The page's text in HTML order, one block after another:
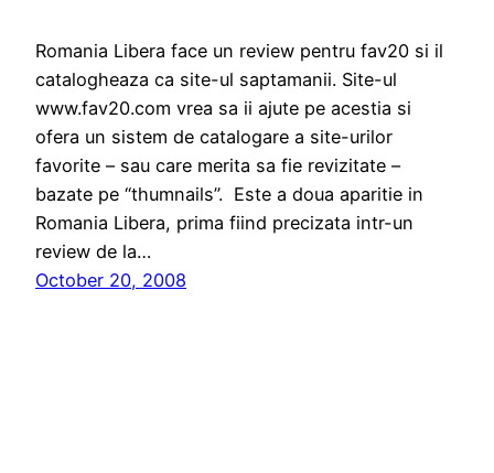
Romania Libera face un review pentru fav20 si il
catalogheaza ca site-ul saptamanii. Site-ul
www.fav20.com vrea sa ii ajute pe acestia si
ofera un sistem de catalogare a site-urilor
favorite – sau care merita sa fie revizitate –
bazate pe “thumnails”. Este a doua aparitie in
Romania Libera, prima fiind precizata intr-un
review de la…
October 20, 2008